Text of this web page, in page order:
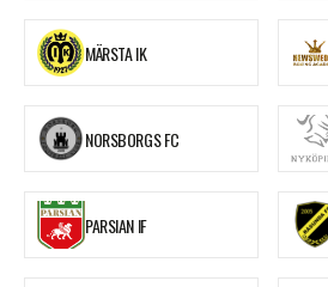
MÄRSTA IK
NORSBORGS FC
PARSIAN IF